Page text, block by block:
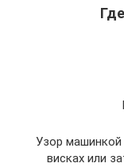
Узор
висках или